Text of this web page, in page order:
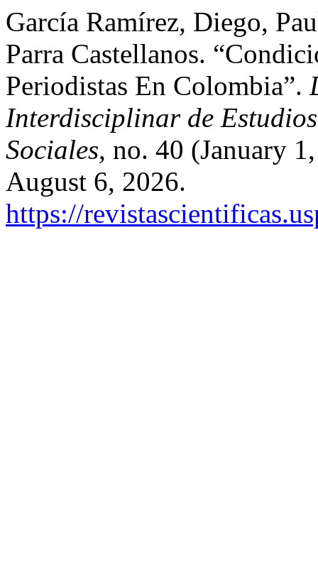
García Ramírez, Diego,
Parra Castellanos.
Periodistas En Colombia”.
Interdisciplinar de
Sociales, no. 40 (January
August 6, 2026.
https://